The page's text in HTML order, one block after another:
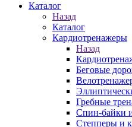
Каталог
Назад
Каталог
Кардиотренажеры
Назад
Беговые
Гребные
Спин-байки
Степперы и